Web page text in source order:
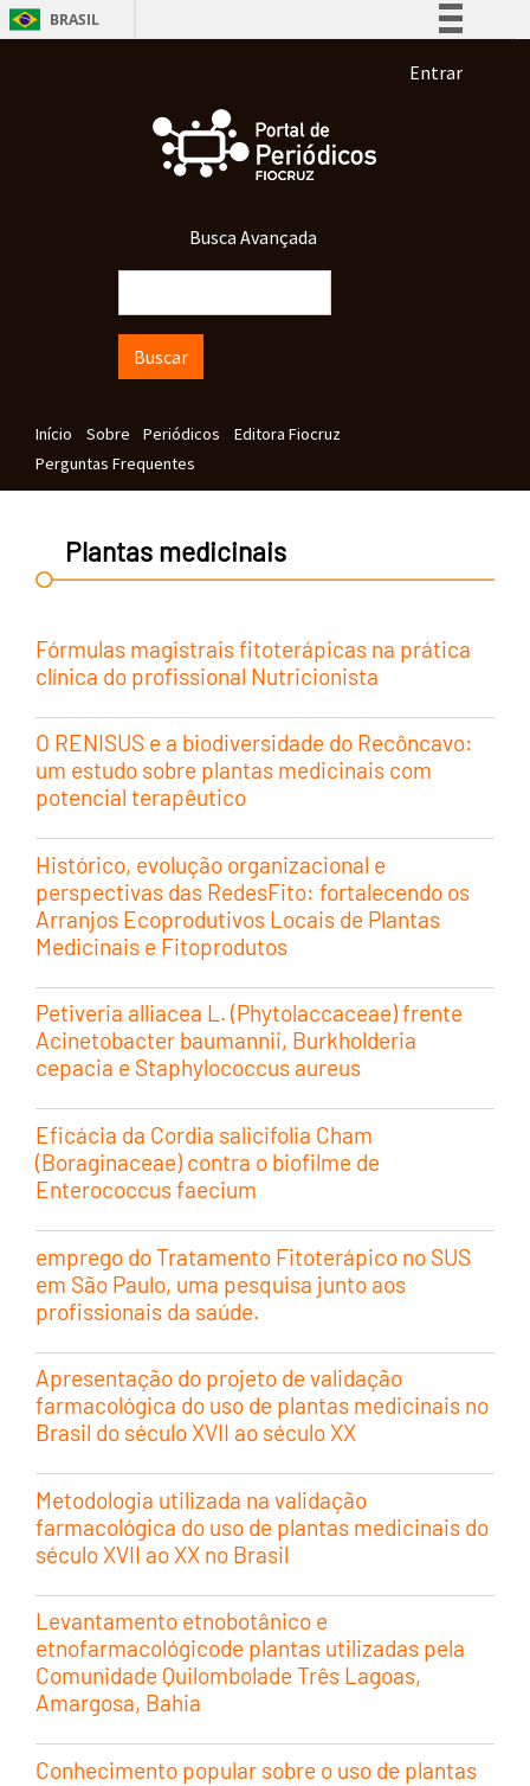
Pular para o conteúdo principal
BRASIL
Participe
Acesso à informação
Menu de
Entrar
Busca Avançada
Navegação principal
Início Sobre Periódicos
Editora Fiocruz
Perguntas Frequentes
Plantas medicinais
Fórmulas magistrais fitoterápicas na prática
clínica do profissional Nutricionista
O RENISUS e a biodiversidade do Recôncavo:
um estudo sobre plantas medicinais com
potencial terapêutico
Histórico, evolução organizacional e
perspectivas das RedesFito: fortalecendo os
Arranjos Ecoprodutivos Locais de Plantas
Medicinais e Fitoprodutos
Petiveria alliacea L. (Phytolaccaceae) frente
Acinetobacter baumannii, Burkholderia
cepacia e Staphylococcus aureus
Eficácia da Cordia salicifolia Cham
(Boraginaceae) contra o biofilme de
Enterococcus faecium
emprego do Tratamento Fitoterápico no SUS
em São Paulo, uma pesquisa junto aos
profissionais da saúde.
Apresentação do projeto de validação
farmacológica do uso de plantas medicinais no
Brasil do século XVII ao século XX
Metodologia utilizada na validação
farmacológica do uso de plantas medicinais do
século XVII ao XX no Brasil
Levantamento etnobotânico e
etnofarmacológicode plantas utilizadas pela
Comunidade Quilombolade Três Lagoas,
Amargosa, Bahia
Conhecimento popular sobre o uso de plantas